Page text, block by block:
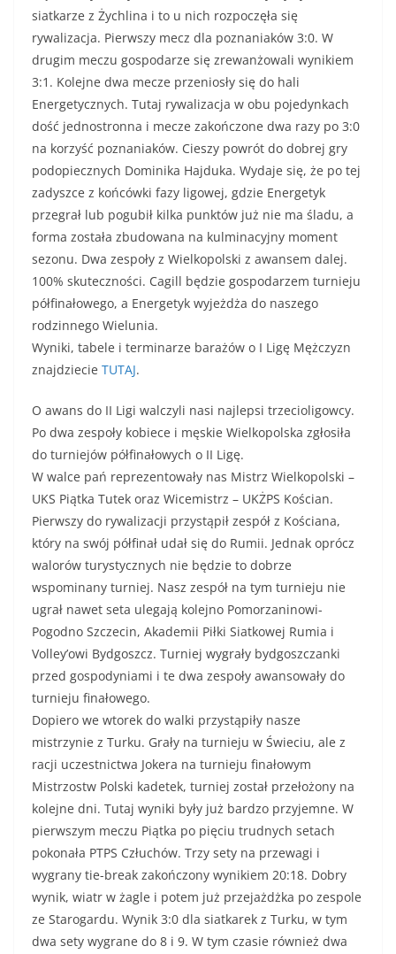
siatkarze z Żychlina i to u nich rozpoczęła się
rywalizacja. Pierwszy mecz dla poznaniaków 3:0. W
drugim meczu gospodarze się zrewanżowali wynikiem
3:1. Kolejne dwa mecze przeniosły się do hali
Energetycznych. Tutaj rywalizacja w obu pojedynkach
dość jednostronna i mecze zakończone dwa razy po 3:0
na korzyść poznaniaków. Cieszy powrót do dobrej gry
podopiecznych Dominika Hajduka. Wydaje się, że po tej
zadyszce z końcówki fazy ligowej, gdzie Energetyk
przegrał lub pogubił kilka punktów już nie ma śladu, a
forma została zbudowana na kulminacyjny moment
sezonu. Dwa zespoły z Wielkopolski z awansem dalej.
100% skuteczności. Cagill będzie gospodarzem turnieju
półfinałowego, a Energetyk wyjeżdża do naszego
rodzinnego Wielunia.
Wyniki, tabele i terminarze barażów o I Ligę Mężczyzn
znajdziecie TUTAJ.
O awans do II Ligi walczyli nasi najlepsi trzecioligowcy.
Po dwa zespoły kobiece i męskie Wielkopolska zgłosiła
do turniejów półfinałowych o II Ligę.
W walce pań reprezentowały nas Mistrz Wielkopolski –
UKS Piątka Tutek oraz Wicemistrz – UKŻPS Kościan.
Pierwszy do rywalizacji przystąpił zespół z Kościana,
który na swój półfinał udał się do Rumii. Jednak oprócz
walorów turystycznych nie będzie to dobrze
wspominany turniej. Nasz zespół na tym turnieju nie
ugrał nawet seta ulegają kolejno Pomorzaninowi-
Pogodno Szczecin, Akademii Piłki Siatkowej Rumia i
Volley’owi Bydgoszcz. Turniej wygrały bydgoszczanki
przed gospodyniami i te dwa zespoły awansowały do
turnieju finałowego.
Dopiero we wtorek do walki przystąpiły nasze
mistrzynie z Turku. Grały na turnieju w Świeciu, ale z
racji uczestnictwa Jokera na turnieju finałowym
Mistrzostw Polski kadetek, turniej został przełożony na
kolejne dni. Tutaj wyniki były już bardzo przyjemne. W
pierwszym meczu Piątka po pięciu trudnych setach
pokonała PTPS Człuchów. Trzy sety na przewagi i
wygrany tie-break zakończony wynikiem 20:18. Dobry
wynik, wiatr w żagle i potem już przejażdżka po zespole
ze Starogardu. Wynik 3:0 dla siatkarek z Turku, w tym
dwa sety wygrane do 8 i 9. W tym czasie również dwa